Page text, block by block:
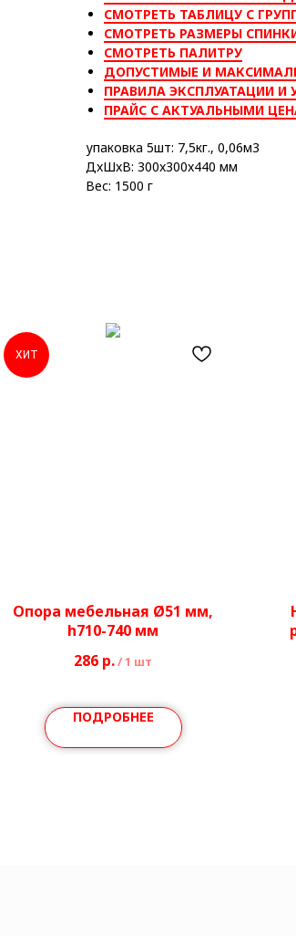
СМОТРЕТЬ ТАБЛИЦУ С
СМОТРЕТЬ РАЗМЕРЫ
СМОТРЕТЬ ПАЛИТРУ
ДОПУСТИМЫЕ И
ПРАВИЛА ЭКСПЛУАТАЦИИ
ПРАЙС С АКТУАЛЬНЫМИ
упаковка 5шт: 7,5кг., 0,06м3
ДxШxВ: 300x300x440 мм
Вес: 1500 г
ХИТ
Опора мебельная Ø51 мм,
h710-740 мм
286 р./1 шт
ПОДРОБНЕЕ